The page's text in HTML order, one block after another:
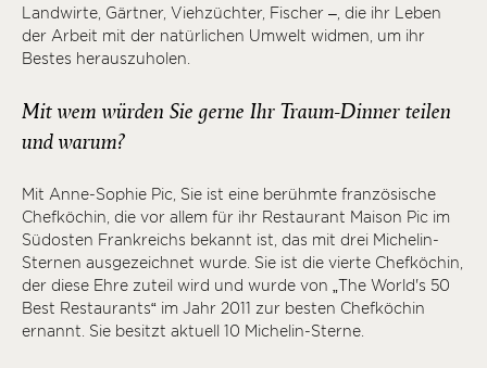
Landwirte, Gärtner, Viehzüchter, Fischer –, die ihr Leben
der Arbeit mit der natürlichen Umwelt widmen, um ihr
Bestes herauszuholen.
Mit wem würden Sie gerne Ihr Traum-Dinner teilen
und warum?
Mit Anne-Sophie Pic, Sie ist eine berühmte französische
Chefköchin, die vor allem für ihr Restaurant Maison Pic im
Südosten Frankreichs bekannt ist, das mit drei Michelin-
Sternen ausgezeichnet wurde. Sie ist die vierte Chefköchin,
der diese Ehre zuteil wird und wurde von „The World's 50
Best Restaurants“ im Jahr 2011 zur besten Chefköchin
ernannt. Sie besitzt aktuell 10 Michelin-Sterne.